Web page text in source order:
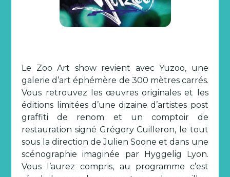
Le Zoo Art show revient avec Yuzoo, une
galerie d’art éphémère de 300 mètres carrés.
Vous retrouvez les œuvres originales et les
éditions limitées d’une dizaine d’artistes post
graffiti de renom et un comptoir de
restauration signé Grégory Cuilleron, le tout
sous la direction de Julien Soone et dans une
scénographie imaginée par Hyggelig Lyon.
Vous l’aurez compris, au programme c’est